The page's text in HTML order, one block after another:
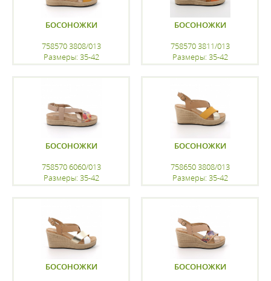
БОСОНОЖКИ
758570 3808/013
Размеры: 35-42
БОСОНОЖКИ
758570 3811/013
Размеры: 35-42
БОСОНОЖКИ
758570 6060/013
Размеры: 35-42
БОСОНОЖКИ
758650 3808/013
Размеры: 35-42
БОСОНОЖКИ
БОСОНОЖКИ